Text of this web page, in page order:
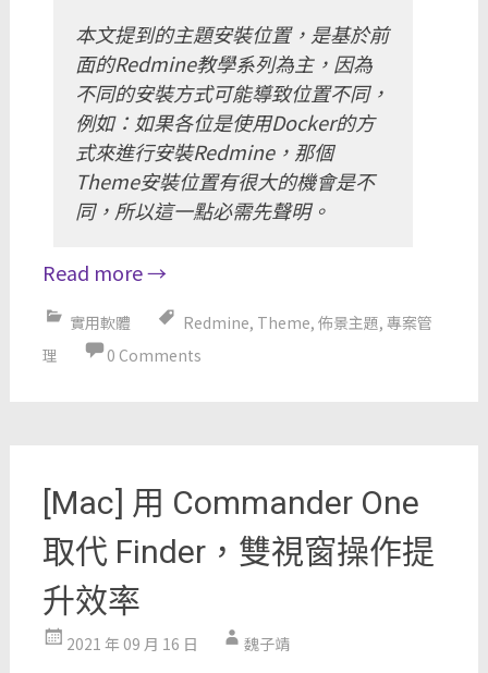
本文提到的主題安裝位置，是基於前
面的Redmine教學系列為主，因為
不同的安裝方式可能導致位置不同，
例如：如果各位是使用Docker的方
式來進行安裝Redmine，那個
Theme安裝位置有很大的機會是不
同，所以這一點必需先聲明。
Read more→
實用軟體 Redmine, Theme, 佈景主題, 專案管
理
0 Comments
[Mac] 用 Commander One
取代 Finder，雙視窗操作提
升效率
2021 年 09 月 16 日 魏子靖